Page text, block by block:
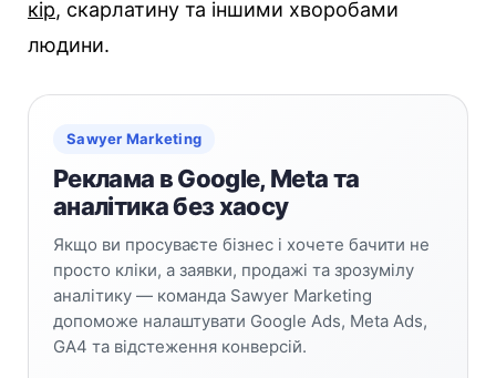
кір, скарлатину та іншими хворобами
людини.
Sawyer Marketing
Реклама в Google, Meta та
аналітика без хаосу
Якщо ви просуваєте бізнес і хочете бачити не
просто кліки, а заявки, продажі та зрозумілу
аналітику — команда Sawyer Marketing
допоможе налаштувати Google Ads, Meta Ads,
GA4 та відстеження конверсій.